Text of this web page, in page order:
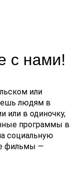
с нами!
или
людям в
или в одиночку,
программы в
социальную
фильмы —